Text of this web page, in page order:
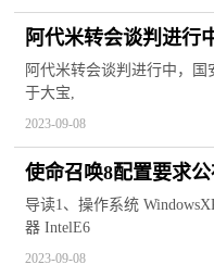
阿代米转会谈判进行
致
阿代米转会谈判进行中，
于大宝,
2023-09-08
使命召唤8配置要求公
导读1、操作系统
器 IntelE6
2023-09-08